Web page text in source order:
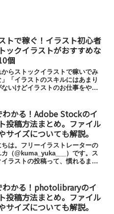
トで稼ぐ！イラスト初心者
ックイラストがおすすめな
個
からストックイラストで稼いでみ
「イラストのスキルにはあまり
ないけどイラストのお仕事をやっ
自信がない人でも取りかかりやす
ストックイラスト。おすすめな理
部で10個あります。
わかる！Adobe Stockのイ
投稿方法まとめ。ファイル
サイズについても解説。
ちは。フリーイラストレーターの
カ（@kuma_yuka___）です。ス
イラストの投稿って、慣れるまで
何？」「モデルリリースって
チェック入...
わかる！photolibraryのイ
投稿方法まとめ。ファイル
サイズについても解説。